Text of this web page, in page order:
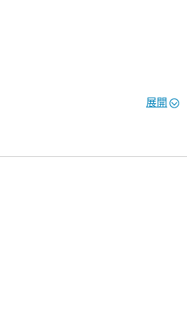
人之美，贏得信任與好感。
展開